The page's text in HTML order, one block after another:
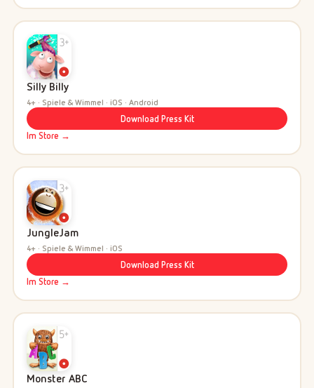
Silly Billy
4+ · Spiele & Wimmel · iOS · Android
Download Press Kit
Im Store →
JungleJam
4+ · Spiele & Wimmel · iOS
Download Press Kit
Im Store →
Monster ABC